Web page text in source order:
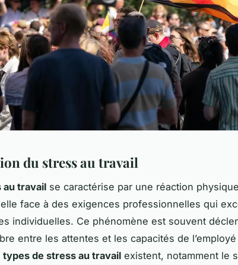
du stress au travail
au travail se caractérise par une réaction
face à des exigences professionnelles qui
individuelles. Ce phénomène est souvent
entre les attentes et les capacités de
types de stress au travail existent, notamment le